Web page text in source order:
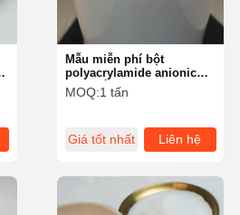
Mẫu miễn phí bột
polyacrylamide anionic
màu trắng chất phụ hóa
học để xử lý nước
MOQ:1 tấn
Giá tốt nhất Liên hệ